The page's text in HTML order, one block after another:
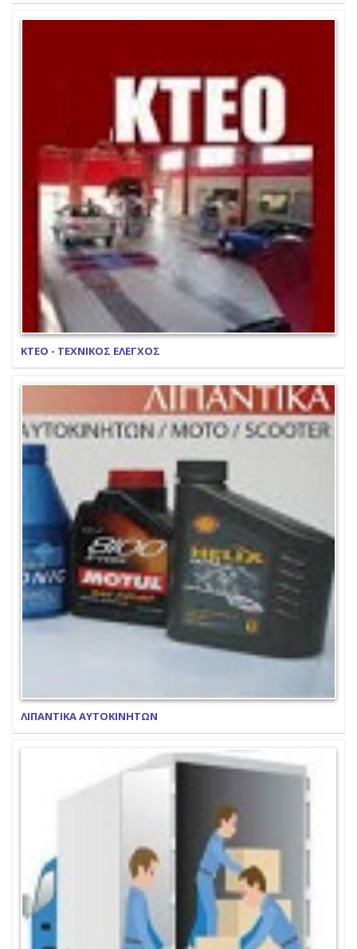
ΚΤΕΟ - ΤΕΧΝΙΚΟΣ ΕΛΕΓΧΟΣ
ΛΙΠΑΝΤΙΚΑ ΑΥΤΟΚΙΝΗΤΩΝ